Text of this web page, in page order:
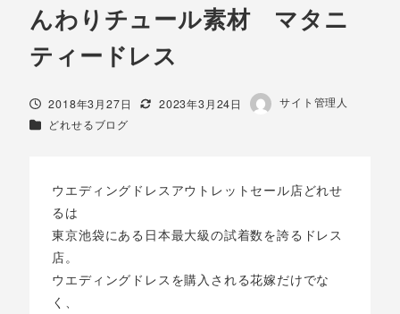
んわりチュール素材 マタニ
ティードレス
投稿日
2018年3月27日 更新日
2023年3月24日
著
サイト管理人
カテゴリー
どれせるブログ
ウエディングドレスアウトレットセール店どれせ
るは
東京池袋にある日本最大級の試着数を誇るドレス
店。
ウエディングドレスを購入される花嫁だけでな
く、